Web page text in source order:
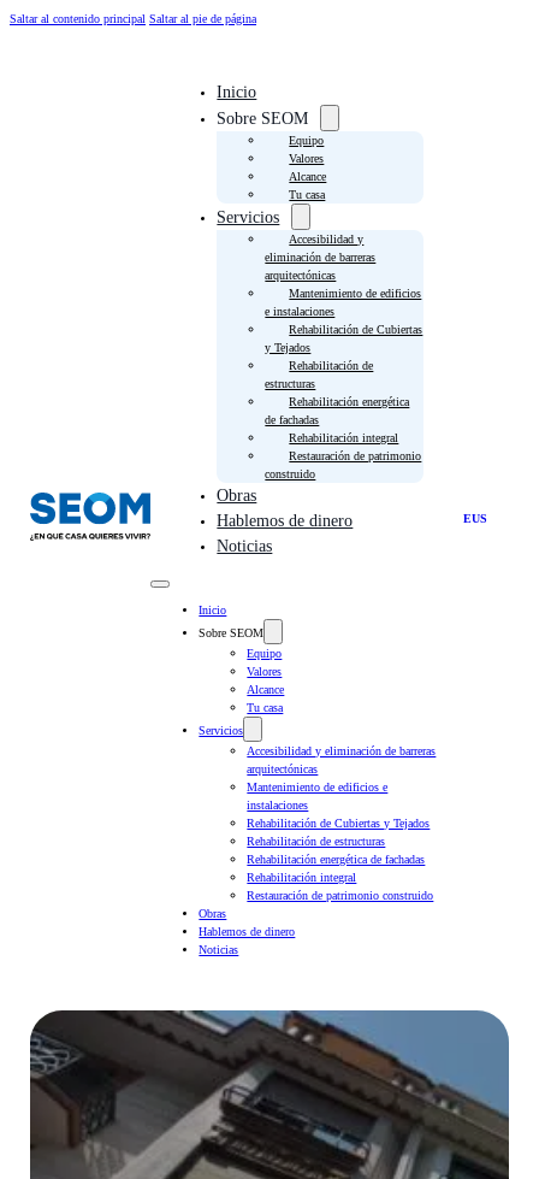
Saltar al contenido principal Saltar al pie de página
Inicio
Sobre SEOM
Equipo
Valores
Alcance
Tu casa
Servicios
Accesibilidad y
eliminación de barreras
arquitectónicas
Mantenimiento de edificios
e instalaciones
Rehabilitación de Cubiertas
y Tejados
Rehabilitación de
estructuras
Rehabilitación energética
de fachadas
Rehabilitación integral
Restauración de patrimonio
construido
Obras
Hablemos de dinero
Noticias
Inicio
Sobre SEOM
Equipo
Valores
Alcance
Tu casa
Servicios
Accesibilidad y eliminación de barreras
arquitectónicas
Mantenimiento de edificios e
instalaciones
Rehabilitación de Cubiertas y Tejados
Rehabilitación de estructuras
Rehabilitación energética de fachadas
Rehabilitación integral
Restauración de patrimonio construido
Obras
Hablemos de dinero
Noticias
EUS